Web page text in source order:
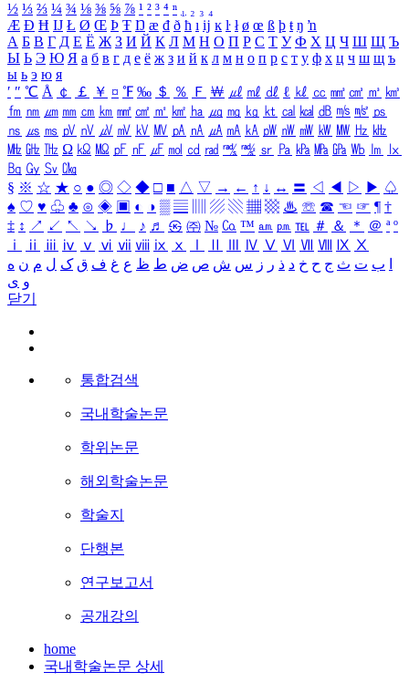
½ ⅓ ⅔ ¼ ¾ ⅛ ⅜ ⅝ ⅞ ¹ ² ³ ⁴ ⁿ ₁ ₂ ₃ ₄
Æ Ð Ħ Ĳ Ł Ø Œ Þ Ŧ Ŋ æ đ ð ħ ı ĳ ĸ ŀ ł ø œ ß þ ŧ ŋ ŉ
А Б В Г Д Е Ё Ж З И Й К Л М Н О П Р С Т У Ф Х Ц Ч Ш Щ Ъ
Ы Ь Э Ю Я а б в г д е ё ж з и й к л м н о п р с т у ф х ц ч ш щ ъ
ы ь э ю я
′ ″ ℃ Å ￠ ￡ ￥ ¤ ℉ ‰ ＄ ％ Ｆ ￦ ㎕ ㎖ ㎗ ℓ ㎘ ㏄ ㎣ ㎤ ㎥ ㎦
㎙ ㎚ ㎛ ㎜ ㎝ ㎞ ㎟ ㎠ ㎡ ㎢ ㏊ ㎍ ㎎ ㎏ ㏏ ㎈ ㎉ ㏈ ㎧ ㎨ ㎰
㎱ ㎲ ㎳ ㎴ ㎵ ㎶ ㎷ ㎸ ㎹ ㎀ ㎁ ㎂ ㎃ ㎄ ㎺ ㎻ ㎽ ㎾ ㎿ ㎐ ㎑
㎒ ㎓ ㎔ Ω ㏀ ㏁ ㎊ ㎋ ㎌ ㏖ ㏅ ㎭ ㎮ ㎯ ㏛ ㎩ ㎪ ㎫ ㎬ ㏝ ㏐
㏓
㏃ ㏉ ㏜ ㏆
§ ※ ☆ ★ ○ ● ◎ ◇ ◆ □ ■ △ ▽ → ← ↑ ↓ ↔ 〓 ◁ ◀ ▷ ▶ ♤
♠ ♡ ♥ ♧ ♣ ⊙ ◈ ▣ ◐ ◑ ▒ ▤ ▨ ▧ ▦ ▩ ♨ ☏ ☎ ☜ ☞ ¶ †
‡ ↕ ↗ ↙ ↖ ↘ ♭ ♩ ♪ ♬ ㉿ ㈜ № ㏇ ™ ㏂ ㏘ ℡ ＃ ＆ ＊ ＠ ª º
ⅰ
ⅱ ⅲ ⅳ ⅴ ⅵ ⅶ ⅷ ⅸ ⅹ Ⅳ Ⅴ Ⅵ Ⅶ Ⅷ Ⅸ Ⅹ
ب ت ث ج ح خ د ذ ر ز س ش ص ض ط ظ ع غ ف ق ک ل م ن ه
و ی
닫기
통합검색
국내학술논문
학위논문
해외학술논문
학술지
단행본
연구보고서
공개강의
home
국내학술논문 상세